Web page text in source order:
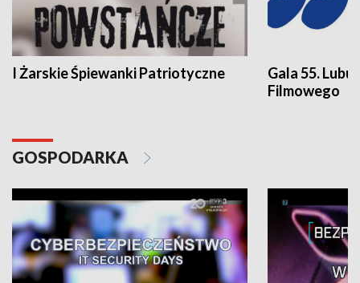
I Żarskie Śpiewanki Patriotyczne
Gala 55.
Filmowego
GOSPODARKA